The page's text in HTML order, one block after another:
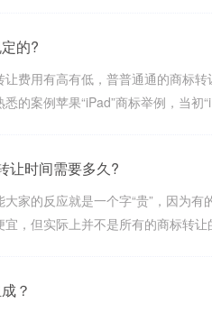
的?
费用有高有低，普普通通的商标
的案例苹果“iPad”商标举例，当初
让时间需要多久?
的反应就是一个字“贵”，因为有
，但实际上并不是所有的商标转
？